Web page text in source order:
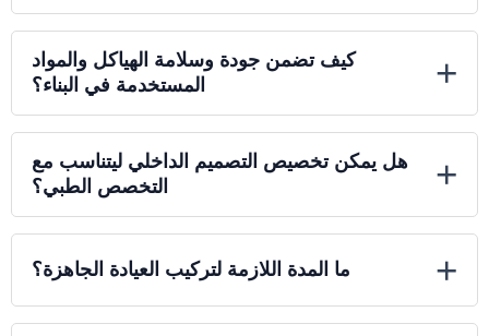
كيف تضمن جودة وسلامة الهياكل والمواد
المستخدمة في البناء؟
+
هل يمكن تخصيص التصميم الداخلي ليتناسب مع
التخصص الطبي؟
+
ما المدة اللازمة لتركيب العيادة الجاهزة؟ +